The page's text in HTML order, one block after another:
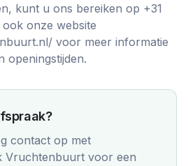
kunt u ons bereiken op +31
onze website
voor meer informatie
openingstijden.
contact op met
Vruchtenbuurt voor een